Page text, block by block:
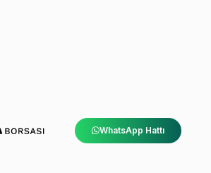
WhatsApp Hattı